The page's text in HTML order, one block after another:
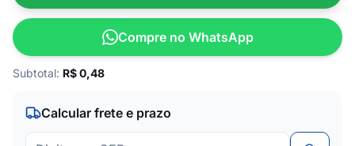
Compre no WhatsApp
Subtotal: R$0,48
Calcular frete e prazo